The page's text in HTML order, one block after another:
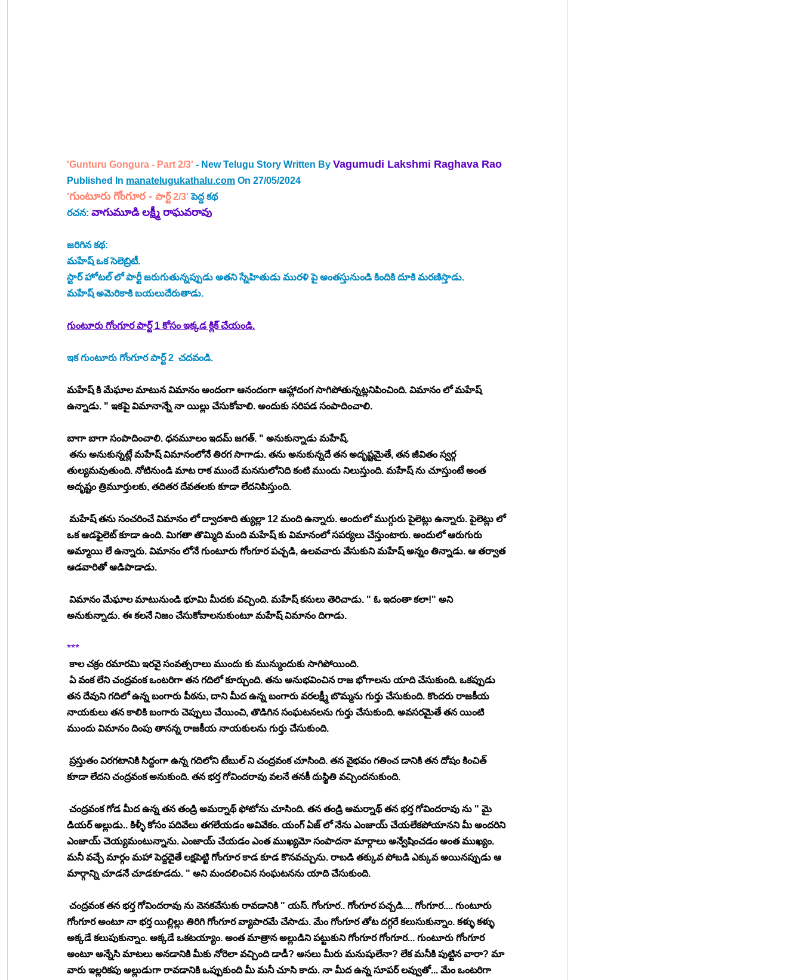
'Gunturu Gongura - Part 2/3' - New Telugu Story Written By Vagumudi Lakshmi Raghava Rao
Published In manatelugukathalu.com On 27/05/2024
'గుంటూరు గోంగూర - పార్ట్ 2/3' పెద్ద కథ
రచన: వాగుమూడి లక్ష్మీ రాఘవరావు
జరిగిన కథ:
మహేష్ ఒక సెలెబ్రిటీ.
స్టార్ హోటల్ లో పార్టీ జరుగుతున్నప్పుడు అతని స్నేహితుడు మురళి పై అంతస్తునుండి కిందికి దూకి మరణిస్తాడు.
మహేష్ అమెరికాకి బయలుదేరుతాడు.
గుంటూరు గోంగూర పార్ట్ 1 కోసం ఇక్కడ క్లిక్ చేయండి.
ఇక గుంటూరు గోంగూర పార్ట్ 2  చదవండి.
మహేష్ కి మేఘాల మాటున విమానం అందంగా ఆనందంగా ఆహ్లాదంగ సాగిపోతున్నట్లనిపించింది. విమానం లో మహేష్
ఉన్నాడు. " ఇకపై విమానాన్నే నా యిల్లు చేసుకోవాలి. అందుకు సరిపడ సంపాదించాలి.
బాగా బాగా సంపాదించాలి. ధనమూలం ఇదమ్ జగత్. " అనుకున్నాడు మహేష్.
తను అనుకున్నట్లే మహేష్ విమానంలోనే తిరగ సాగాడు. తను అనుకున్నదే తన అదృష్టమైతే, తన జీవితం స్వర్గ
తుల్యమవుతుంది. నోటినుండి మాట రాక ముందే మనసులోనిది కంటి ముందు నిలుస్తుంది. మహేష్ ను చూస్తుంటే అంత
అదృష్టం త్రిమూర్తులకు, తదితర దేవతలకు కూడా లేదనిపిస్తుంది.
మహేష్ తను సంచరించే విమానం లో ద్వాదశాది త్యుల్లా 12 మంది ఉన్నారు. అందులో ముగ్గురు పైలెట్లు ఉన్నారు. పైలెట్లు లో
ఒక ఆడఫైలెట్ కూడా ఉంది. మిగతా తొమ్మిది మంది మహేష్ కు విమానంలో సపర్యలు చేస్తుంటారు. అందులో ఆరుగురు
అమ్మాయి లే ఉన్నారు. విమానం లోనే గుంటూరు గోంగూర పచ్చడి, ఉలవచారు వేసుకుని మహేష్ అన్నం తిన్నాడు. ఆ తర్వాత
ఆడవారితో ఆడిపాడాడు.
విమానం మేఘాల మాటునుండి భూమి మీదకు వచ్చింది. మహేష్ కనులు తెరిచాడు. " ఓ ఇదంతా కలా!" అని
అనుకున్నాడు. ఈ కలనే నిజం చేసుకోవాలనుకుంటూ మహేష్ విమానం దిగాడు.
***
కాల చక్రం రమారమి ఇరవై సంవత్సరాలు ముందు కు మున్ముందుకు సాగిపోయింది.
ఏ వంక లేని చంద్రవంక ఒంటరిగా తన గదిలో కూర్చుంది. తను అనుభవించిన రాజ భోగాలను యాది చేసుకుంది. ఒకప్పుడు
తన దేవుని గదిలో ఉన్న బంగారు పీఠను, దాని మీద ఉన్న బంగారు వరలక్ష్మీ బొమ్మను గుర్తు చేసుకుంది. కొందరు రాజకీయ
నాయకులు తన కాలికి బంగారు చెప్పులు చేయించి, తొడిగిన సంఘటనలను గుర్తు చేసుకుంది. అవసరమైతే తన యింటి
ముందు విమానం దింపు తానన్న రాజకీయ నాయకులను గుర్తు చేసుకుంది.
ప్రస్తుతం విరగటానికి సిద్దంగా ఉన్న గదిలోని టేబుల్ ని చంద్రవంక చూసింది. తన వైభవం గతించ డానికి తన దోషం కించిత్
కూడా లేదని చంద్రవంక అనుకుంది. తన భర్త గోవిందరావు వలనే తనకీ దుస్థితి వచ్చిందనుకుంది.
చంద్రవంక గోడ మీద ఉన్న తన తండ్రి అమర్నాథ్ ఫోటోను చూసింది. తన తండ్రి అమర్నాథ్ తన భర్త గోవిందరావు ను " మై
డియర్ అల్లుడు.. కిళ్ళీ కోసం పదివేలు తగలేయడం అవివేకం. యంగ్ ఏజ్ లో నేను ఎంజాయ్ చేయలేకపోయానని మీ అందరిని
ఎంజాయ్ చెయ్యమంటున్నాను. ఎంజాయ్ చేయడం ఎంత ముఖ్యమో సంపాదనా మార్గాలు అన్వేషించడం అంత ముఖ్యం.
మనీ వచ్చే మార్గం మహా పెద్దదైతే లక్షపెట్టి గోంగూర కాడ కూడ కొనవచ్చును. రాబడి తక్కువ పోబడి ఎక్కువ అయినప్పుడు ఆ
మార్గాన్ని చూడనే చూడకూడదు. " అని మందలించిన సంఘటనను యాది చేసుకుంది.
చంద్రవంక తన భర్త గోవిందరావు ను వెనకవేసుకు రావడానికి " యస్. గోంగూర.. గోంగూర పచ్చడి.... గోంగూర.... గుంటూరు
గోంగూర అంటూ నా భర్త యిల్లిల్లు తిరిగి గోంగూర వ్యాపారమే చేసాడు. మేం గోంగూర తోట దగ్గరే కలుసుకున్నాం. కళ్ళు కళ్ళు
అక్కడే కలుపుకున్నాం. అక్కడే ఒకటయ్యాం. అంత మాత్రాన అల్లుడిని పట్టుకుని గోంగూర గోంగూర... గుంటూరు గోంగూర
అంటూ అన్నేసి మాటలు అనడానికి మీకు నోరెలా వచ్చింది డాడీ? అసలు మీరు మనుషులేనా? లేక మనీకి పుట్టిన వారా? మా
వారు ఇల్లరికపు అల్లుడుగా రావడానికి ఒప్పుకుంది మీ మనీ చూసి కాదు. నా మీద ఉన్న సూపర్ లవ్వుతో... మేం ఒంటరిగా